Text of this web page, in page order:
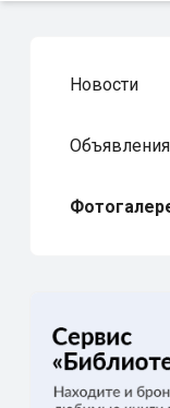
Новости
Объявления